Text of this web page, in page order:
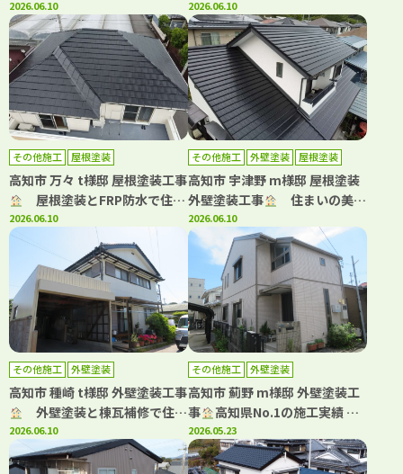
屋根塗装｜高耐候仕様で長持ち
する屋根へ！
2026.06.10
青系カラーで大変身した屋根・
外壁塗装
2026.06.10
その他施工 屋根塗装
高知市 万々 t様邸 屋根塗装工事
屋根塗装とFRP防水で住ま
いをメンテナンス！
2026.06.10
その他施工 外壁塗装 屋根塗装
高知市 宇津野 m様邸 屋根塗装
外壁塗装工事
住まいの美観
と安心を守る外装リフォーム！
2026.06.10
その他施工 外壁塗装
高知市 種崎 t様邸 外壁塗装工事
外壁塗装と棟瓦補修で住ま
いを長寿命化！
2026.06.10
その他施工 外壁塗装
高知市 薊野 m様邸 外壁塗装工
事
高知県No.1の施工実績 WB
アート多彩仕上工法で新築のよ
うな仕上がり！
2026.05.23